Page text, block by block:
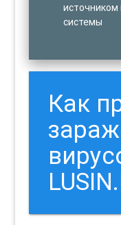
системы
Как